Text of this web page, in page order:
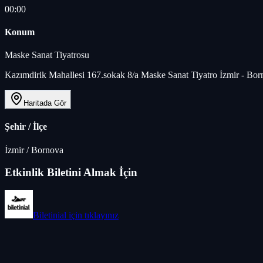
00:00
Konum
Maske Sanat Tiyatrosu
Kazımdirik Mahallesi 167.sokak 8/a Maske Sanat Tiyatro İzmir -
Haritada Gör
Şehir / İlçe
İzmir/Bornova
Etkinlik Biletini Almak İçin
Biletinial için tıklayınız